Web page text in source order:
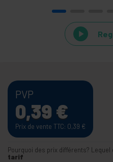
PVP
0,39 €
Prix de vente TTC: 0,39 €
Pourquoi des prix différents? Lequel
tarif